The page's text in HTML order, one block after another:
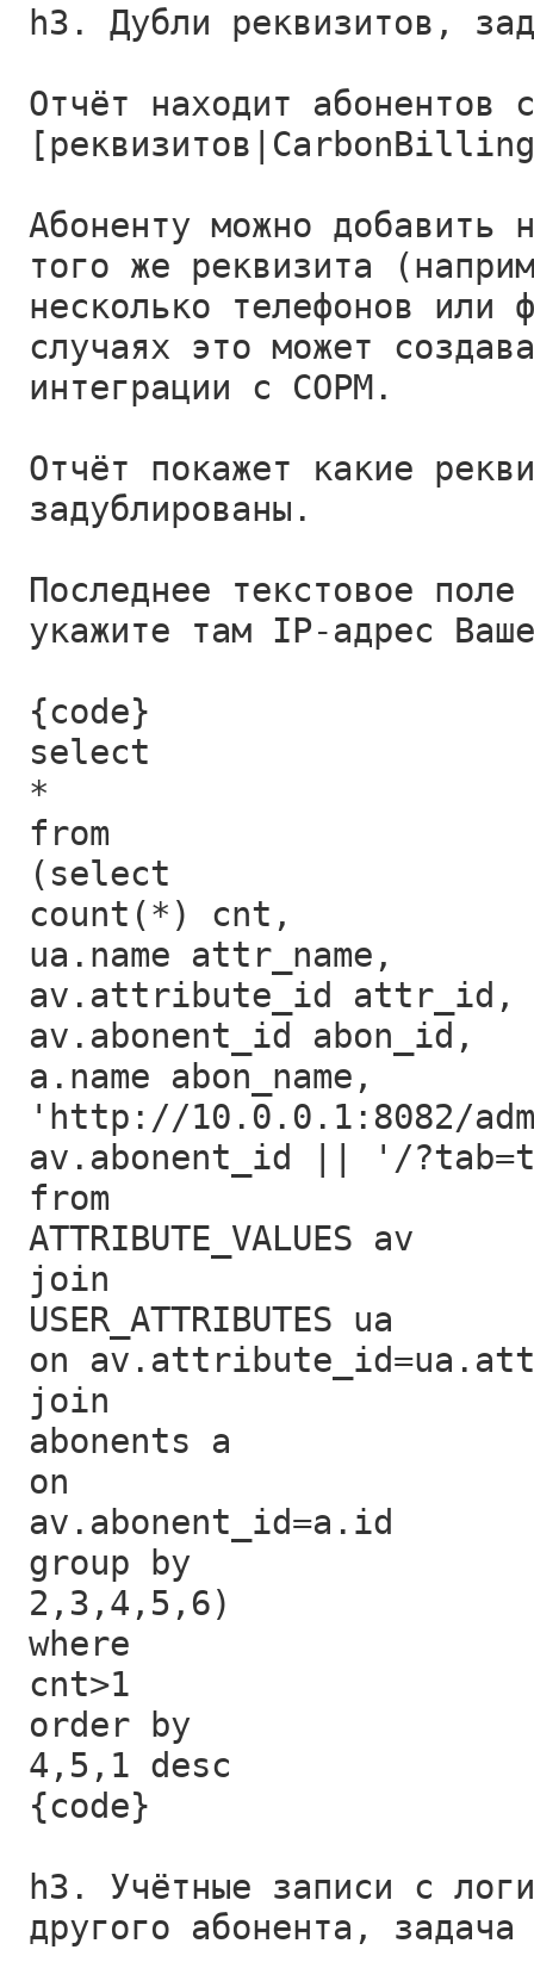
h3. Дубли реквизитов,
Отчёт находит абонентов
Абоненту можно добавить
того же реквизита
несколько телефонов
случаях это может
интеграции с СОРМ.
Отчёт покажет какие
задублированы.
Последнее текстовое
укажите там IP-адрес
{code}
select
*
from
(select
count(*) cnt,
ua.name attr_name,
av.attribute_id attr_id,
av.abonent_id abon_id,
a.name abon_name,
'http://10.0.0.1:8082/
av.abonent_id || '/
from
ATTRIBUTE_VALUES av
join
USER_ATTRIBUTES ua
on
join
abonents a
on
av.abonent_id=a.id
group by
2,3,4,5,6)
where
cnt>1
order by
4,5,1 desc
{code}
h3. Учётные записи с
другого абонента, задача